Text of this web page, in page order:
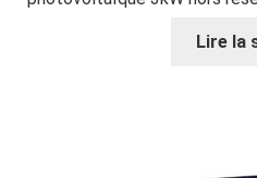
Lire la